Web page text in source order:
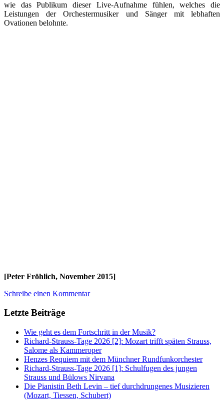
wie das Publikum dieser Live-Aufnahme fühlen, welches die
Leistungen der Orchestermusiker und Sänger mit lebhaften
Ovationen belohnte.
[Peter Fröhlich, November 2015]
Schreibe einen Kommentar
Letzte Beiträge
Wie geht es dem Fortschritt in der Musik?
Richard-Strauss-Tage 2026 [2]: Mozart trifft späten Strauss,
Salome als Kammeroper
Henzes Requiem mit dem Münchner Rundfunkorchester
Richard-Strauss-Tage 2026 [1]: Schulfugen des jungen
Strauss und Bülows Nirvana
Die Pianistin Beth Levin – tief durchdrungenes Musizieren
(Mozart, Tiessen, Schubert)